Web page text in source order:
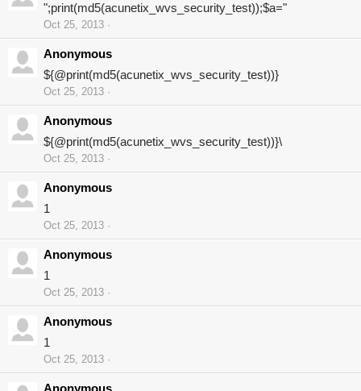
";print(md5(acunetix_wvs_security_test));$a="
Oct 25, 2013
Anonymous
${@print(md5(acunetix_wvs_security_test))}
Oct 25, 2013
Anonymous
${@print(md5(acunetix_wvs_security_test))}\
Oct 25, 2013
Anonymous
1
Oct 25, 2013
Anonymous
1
Oct 25, 2013
Anonymous
1
Oct 25, 2013
Anonymous